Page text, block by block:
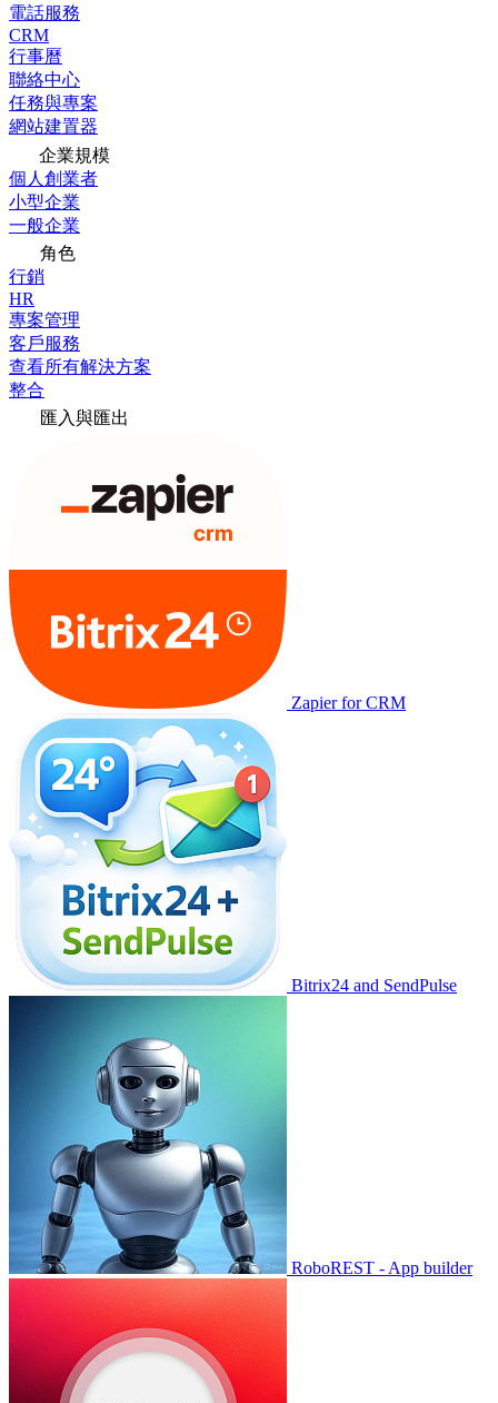
電話服務
CRM
行事曆
聯絡中心
任務與專案
網站建置器
企業規模
個人創業者
小型企業
一般企業
角色
行銷
HR
專案管理
客戶服務
查看所有解決方案
整合
匯入與匯出
Zapier for CRM
Bitrix24 and SendPulse
RoboREST - App builder